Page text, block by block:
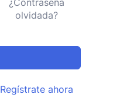
olvidada?
Regístrate ahora